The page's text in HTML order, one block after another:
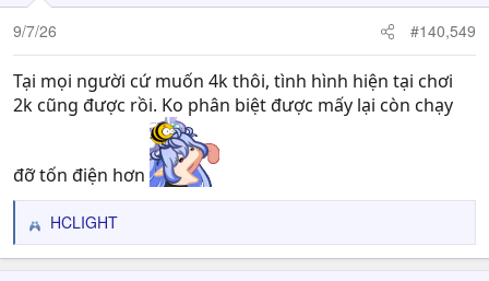
9/7/26 #140,549
Tại mọi người cứ muốn 4k thôi, tình hình hiện tại chơi
2k cũng được rồi. Ko phân biệt được mấy lại còn chạy
đỡ tốn điện hơn
R
e
HCLIGHT